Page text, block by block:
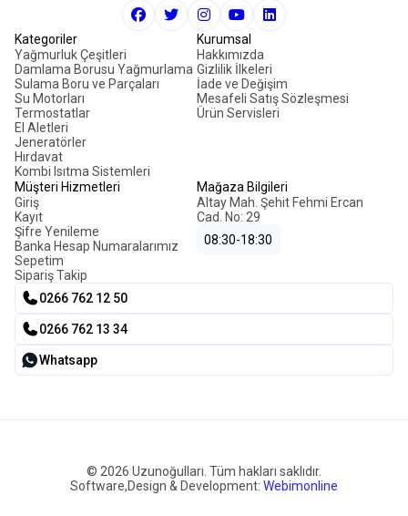
Kategoriler
Yağmurluk Çeşitleri
Damlama Borusu Yağmurlama
Sulama Boru ve Parçaları
Su Motorları
Termostatlar
El Aletleri
Jeneratörler
Hırdavat
Kombi Isıtma Sistemleri
Kurumsal
Hakkımızda
Gizlilik İlkeleri
İade ve Değişim
Mesafeli Satış Sözleşmesi
Ürün Servisleri
Müşteri Hizmetleri
Giriş
Kayıt
Şifre Yenileme
Banka Hesap Numaralarımız
Sepetim
Sipariş Takip
Mağaza Bilgileri
Altay Mah. Şehit Fehmi Ercan
Cad. No: 29
08:30-18:30
0266 762 12 50
0266 762 13 34
Whatsapp
© 2026 Uzunoğulları. Tüm hakları saklıdır.
Software,Design & Development: Webimonline